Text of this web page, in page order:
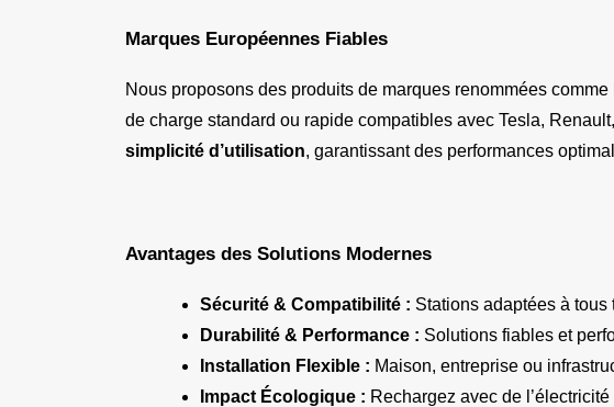
Marques Européennes Fiables
Nous proposons des produits de marques renommées comme
de charge standard ou rapide compatibles avec Tesla,
simplicité d’utilisation, garantissant des performances
Avantages des Solutions Modernes
Sécurité & Compatibilité : Stations adaptées à
Durabilité & Performance : Solutions fiables et
Installation Flexible : Maison, entreprise ou
Impact Écologique : Rechargez avec de